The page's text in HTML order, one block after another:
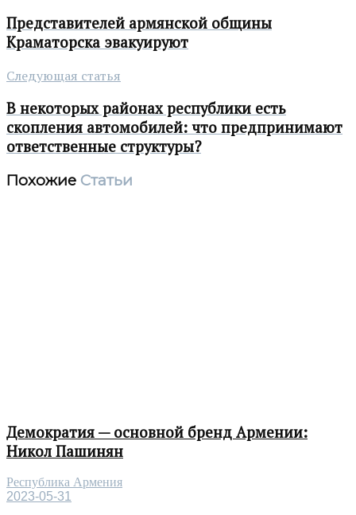
Представителей армянской общины
Краматорска эвакуируют
Следующая статья
В некоторых районах республики есть
скопления автомобилей: что предпринимают
ответственные структуры?
Похожие Статьи
Демократия — основной бренд Армении:
Никол Пашинян
Республика Армения
2023-05-31